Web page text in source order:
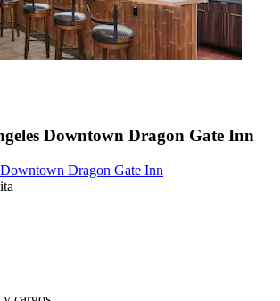
Downtown Dragon Gate Inn
Dragon Gate Inn